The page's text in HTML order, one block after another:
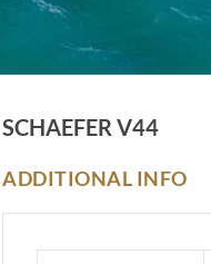
SCHAEFER V44
ADDITIONAL INFO